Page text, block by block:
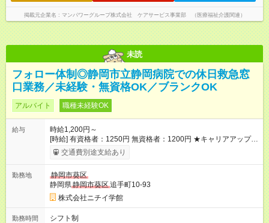
掲載元企業名 マンパワーグループ株式会社 ケアサービス事業部 （医療福祉介護関連）
未読
フォロー体制◎静岡市立静岡病院での休日救急窓
口業務／未経験・無資格OK／ブランクOK
アルバイト 職種未経験OK
給与
時給1,200円～
[時給] 有資格者：1250円 無資格者：1200円 ★キャリアアップ制
度あり 進級により給与がアップします！ 【試用期間】試用期間
あり 試用期間の長さ：3ヶ月 雇用形態、給与は本採用時と同じ
交通費別途支給あり
勤務地
静岡市葵区
静岡県静岡市葵区追手町10-93
株式会社ニチイ学館
勤務時間
シフト制